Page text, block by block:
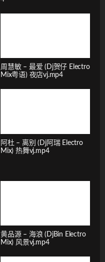
周慧敏 – 最爱 (Dj贺仔 Electro
Mix粤语) 夜店vj.mp4
阿杜 – 离别 (Dj阿瑞 Electro
Mix) 热舞vj.mp4
黄品源 – 海浪 (DjBin Electro
Mix) 风景vj.mp4